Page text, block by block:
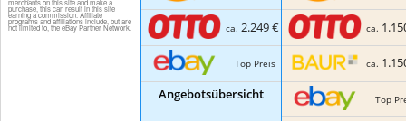
ca. 2.249 €
Top Preis
Angebotsübersicht
ca.
ca.
Top